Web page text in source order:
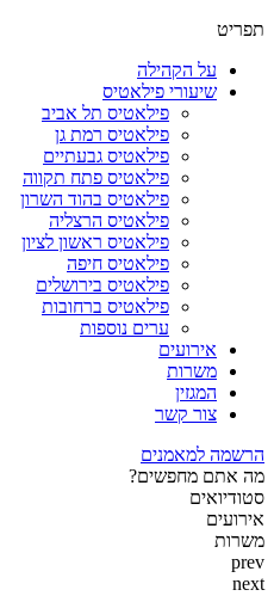
תפריט
על הקהילה
שיעורי פילאטיס
פילאטיס תל אביב
פילאטיס רמת גן
פילאטיס גבעתיים
פילאטיס פתח תקווה
פילאטיס בהוד השרון
פילאטיס הרצליה
פילאטיס ראשון לציון
פילאטיס חיפה
פילאטיס בירושלים
פילאטיס ברחובות
ערים נוספות
אירועים
משרות
המגזין
צור קשר
הרשמה למאמנים
מה אתם מחפשים?
סטודיואים
אירועים
משרות
prev
next